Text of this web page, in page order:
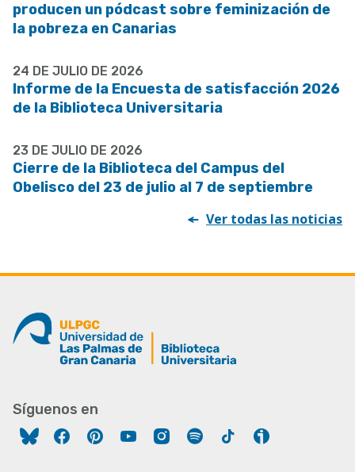
producen un pódcast sobre feminización de
la pobreza en Canarias
24 DE JULIO DE 2026
Informe de la Encuesta de satisfacción 2026
de la Biblioteca Universitaria
23 DE JULIO DE 2026
Cierre de la Biblioteca del Campus del
Obelisco del 23 de julio al 7 de septiembre
Ver todas las noticias
Síguenos en
FacebookPinterestYouTubeInstagram
Spotify Tiktok